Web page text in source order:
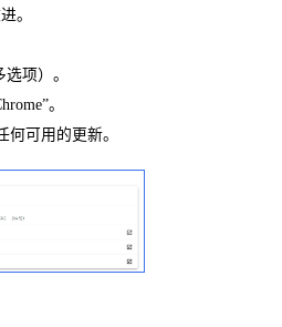
。
项）。
。
何可用的更新。